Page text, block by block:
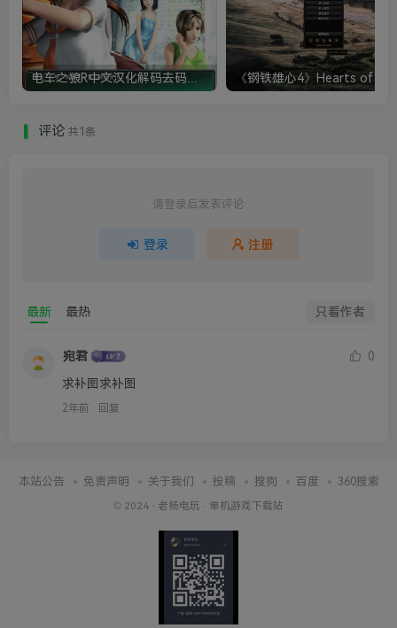
评论 共1条
请登录后发表评论
登录 注册
最新 最热 只看作者
宛君
0
求补图求补图
2年前 回复
本站公告 免责声明 关于我们 投稿 搜狗 百度 360搜索
© 2024 · 老杨电玩 · 单机游戏下载站